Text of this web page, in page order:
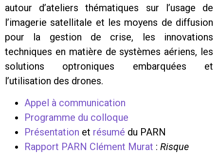
autour d’ateliers thématiques sur l’usage de
l’imagerie satellitale et les moyens de diffusion
pour la gestion de crise, les innovations
techniques en matière de systèmes aériens, les
solutions optroniques embarquées et
l’utilisation des drones.
Appel à communication
Programme du colloque
Présentation et résumé du PARN
Rapport PARN Clément Murat : Risque